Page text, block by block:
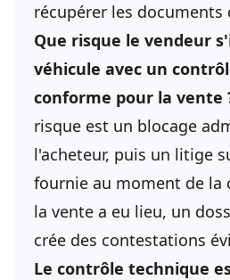
récupérer les documents
Que risque le vendeur
véhicule avec un
conforme pour la vente
risque est un blocage
l'acheteur, puis un litige
fournie au moment de la
la vente a eu lieu, un
crée des contestations
Le contrôle technique